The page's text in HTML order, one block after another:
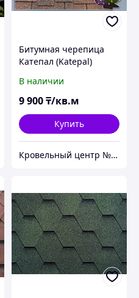
Битумная черепица
Катепал (Katepal)
В наличии
9 900₸/кв.м
Купить
Кровельный центр №1 - Премиальные материалы, гибкая черепица, композитная черепица в Алматы